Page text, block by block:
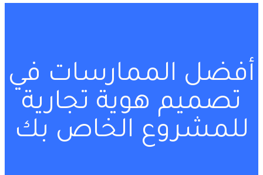
أفضل الممارسات في
تصميم هوية تجارية
للمشروع الخاص بك